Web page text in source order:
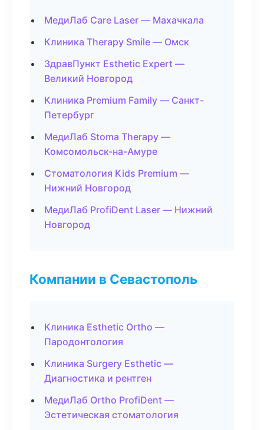
МедиЛаб Care Laser — Махачкала
Клиника Therapy Smile — Омск
ЗдравПункт Esthetic Expert —
Великий Новгород
Клиника Premium Family — Санкт-
Петербург
МедиЛаб Stoma Therapy —
Комсомольск-на-Амуре
Стоматология Kids Premium —
Нижний Новгород
МедиЛаб ProfiDent Laser — Нижний
Новгород
Компании в Севастополь
Клиника Esthetic Ortho —
Пародонтология
Клиника Surgery Esthetic —
Диагностика и рентген
МедиЛаб Ortho ProfiDent —
Эстетическая стоматология